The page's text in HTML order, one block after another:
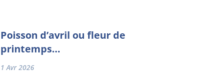
Poisson d’avril ou fleur de
printemps…
1 Avr 2026